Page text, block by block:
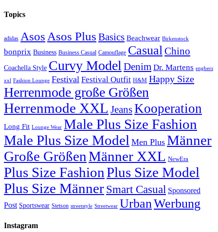
Topics
adidas Asos Asos Plus Basics Beachwear Birkenstock
bonprix Business Business Casual Camouflage CasualChino
Coachella Style Curvy Model Denim Dr. Martens engbers
xxl Fashion Lounge Festival Festival Outfit H&M Happy Size
Herrenmode große Größen
Herrenmode XXL JeansKooperation
Long Fit Lounge Wear Male Plus Size Fashion
Male Plus Size Model Men Plus Männer
Große GrößenMänner XXL NewEra
Plus Size FashionPlus Size Model
Plus Size MännerSmart Casual Sponsored
Post Sportswear Stetson streetstyle Streetwear UrbanWerbung
Instagram